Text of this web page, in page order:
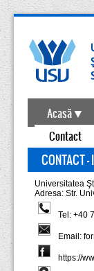
Acasă
Contact
CONTACT
Universitatea
Adresa: Str.
Tel: +40
Email:
https://